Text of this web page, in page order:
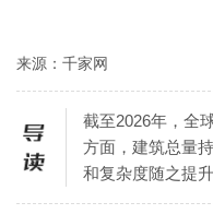
来源：千家网
截至2026年，全
方面，建筑总量
和复杂度随之提
本、能耗支出和